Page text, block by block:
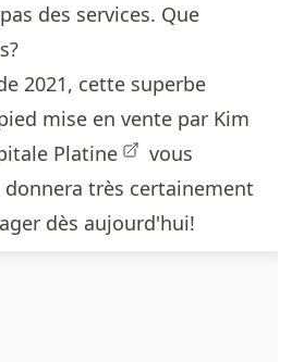
des services. Que
2021, cette superbe
mise en vente par Kim
Platine
vous
donnera très certainement
dès aujourd'hui!